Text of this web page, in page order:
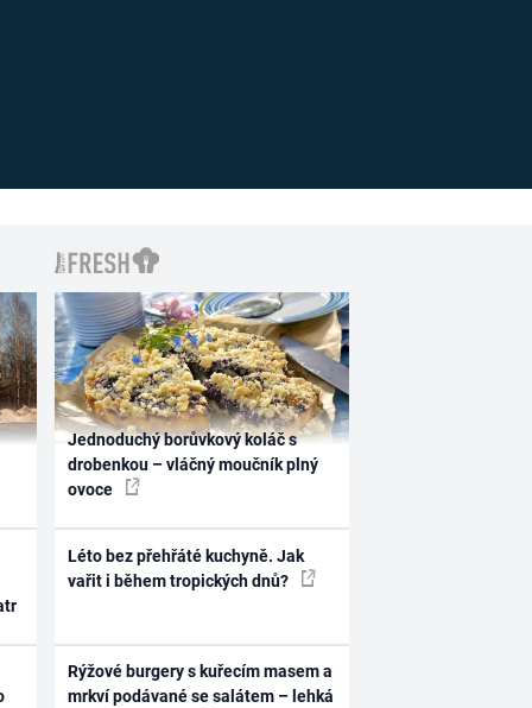
Jednoduchý borůvkový koláč s
drobenkou – vláčný moučník plný
ovoce
Léto bez přehřáté kuchyně. Jak
vařit i během tropických dnů?
Rýžové burgery s kuřecím masem a
mrkví podávané se salátem – lehká